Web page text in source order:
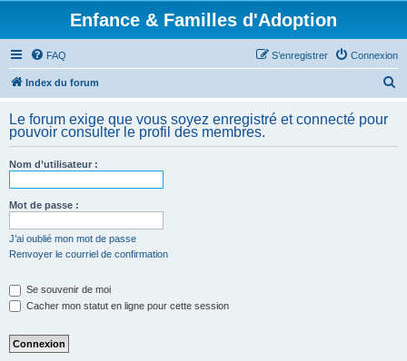
Enfance & Familles d'Adoption
FAQ Connexion
S’enregistrer
Index du forum
h
Le forum exige que vous soyez enregistré et connecté pour
pouvoir consulter le profil des membres.
Nom d’utilisateur :
Mot de passe :
J’ai oublié mon mot de passe
Renvoyer le courriel de confirmation
Se souvenir de moi
Cacher mon statut en ligne pour cette session